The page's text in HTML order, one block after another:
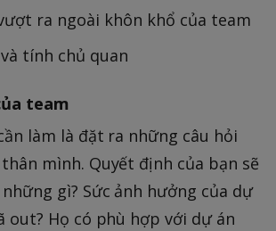
ra ngoài khôn khổ của team
tính chủ quan
team
làm là đặt ra những câu hỏi
mình. Quyết định của bạn sẽ
gì? Sức ảnh hưởng của dự
out? Họ có phù hợp với dự án